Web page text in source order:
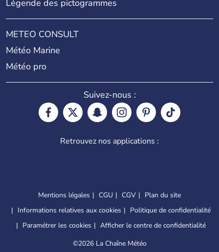
Légende des pictogrammes
METEO CONSULT
Météo Marine
Météo pro
Suivez-nous :
Retrouvez nos applications :
Mentions légales CGU CGV
Plan du site
Informations relatives aux cookies
Politique de confidentialité
Paramétrer les cookies
Afficher le centre de confidentialité
©2026 La Chaîne Météo